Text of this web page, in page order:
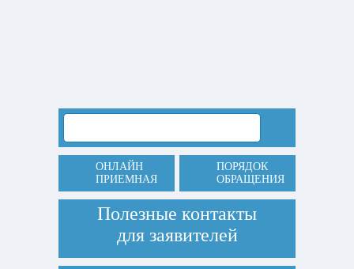
ОНЛАЙН
ПРИЕМНАЯ
ПОРЯДОК
ОБРАЩЕНИЯ
Полезные контакты
для заявителей